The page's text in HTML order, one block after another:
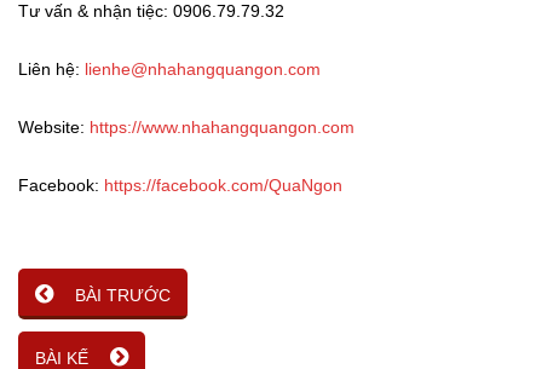
Tư vấn & nhận tiệc: 0906.79.79.32
Liên hệ: lienhe@nhahangquangon.com
Website: https://www.nhahangquangon.com
Facebook: https://facebook.com/QuaNgon
BÀI TRƯỚC
BÀI KẾ